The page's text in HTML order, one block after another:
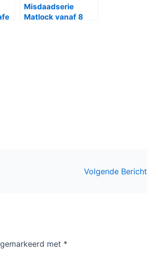
Misdaadserie
Matlock vanaf 8
Volgende Bericht
met *